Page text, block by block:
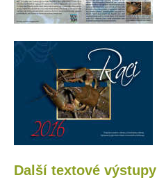
Další textové výstupy